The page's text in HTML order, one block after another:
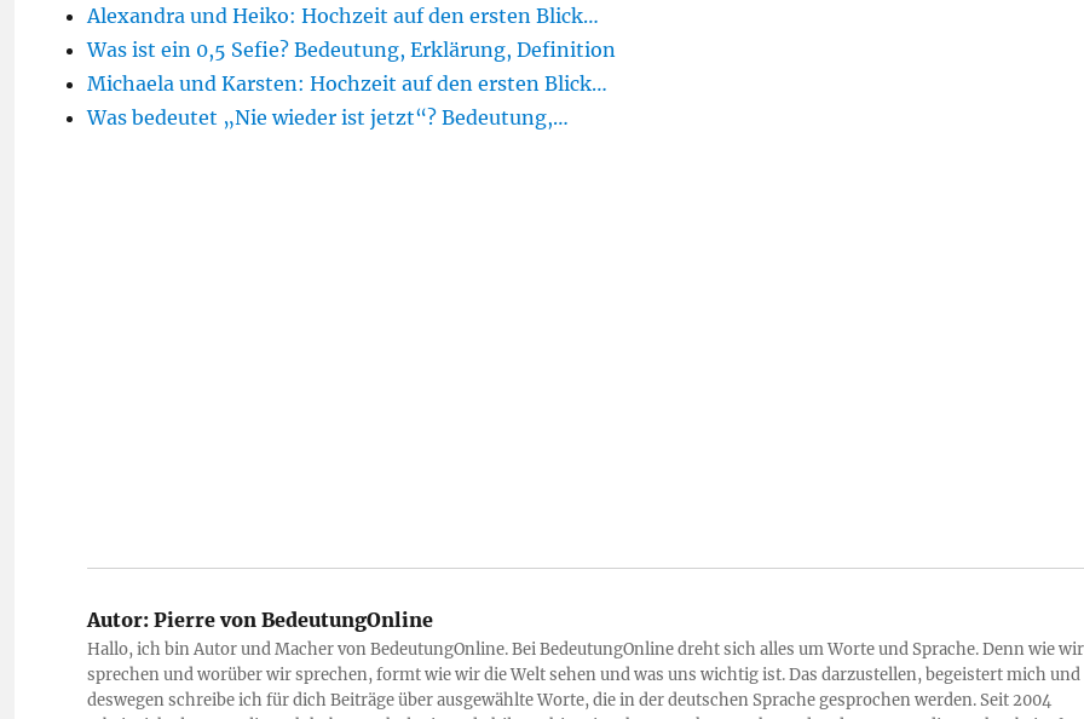
Alexandra und Heiko: Hochzeit auf den ersten Blick…
Was ist ein 0,5 Sefie? Bedeutung, Erklärung, Definition
Michaela und Karsten: Hochzeit auf den ersten Blick…
Was bedeutet „Nie wieder ist jetzt“? Bedeutung,…
Autor: Pierre von BedeutungOnline
Hallo, ich bin Autor und Macher von BedeutungOnline. Bei BedeutungOnline dreht sich alles um Worte und Sprache. Denn wie wir
sprechen und worüber wir sprechen, formt wie wir die Welt sehen und was uns wichtig ist. Das darzustellen, begeistert mich und
deswegen schreibe ich für dich Beiträge über ausgewählte Worte, die in der deutschen Sprache gesprochen werden. Seit 2004